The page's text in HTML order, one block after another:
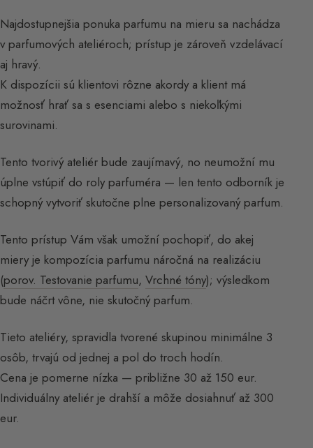
Najdostupnejšia ponuka parfumu na mieru sa nachádza
v parfumových ateliéroch; prístup je zároveň vzdelávací
aj hravý.
K dispozícii sú klientovi rôzne akordy a klient má
možnosť hrať sa s esenciami alebo s niekoľkými
surovinami.
Tento tvorivý ateliér bude zaujímavý, no neumožní mu
úplne vstúpiť do roly parfuméra — len tento odborník je
schopný vytvoriť skutočne plne personalizovaný parfum.
Tento prístup Vám však umožní pochopiť, do akej
miery je kompozícia parfumu náročná na realizáciu
(porov. Testovanie parfumu, Vrchné tóny); výsledkom
bude náčrt vône, nie skutočný parfum.
Tieto ateliéry, spravidla tvorené skupinou minimálne 3
osôb, trvajú od jednej a pol do troch hodín.
Cena je pomerne nízka — približne 30 až 150 eur.
Individuálny ateliér je drahší a môže dosiahnuť až 300
eur.